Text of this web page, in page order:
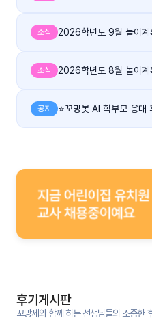
소식 2026학년도 9월 놀이계
소식 2026학년도 8월 놀이계
공지 ⭐꼬망봇 AI 학부모 응대
후기게시판
꼬망세와 함께 하는 선생님들의 소중한